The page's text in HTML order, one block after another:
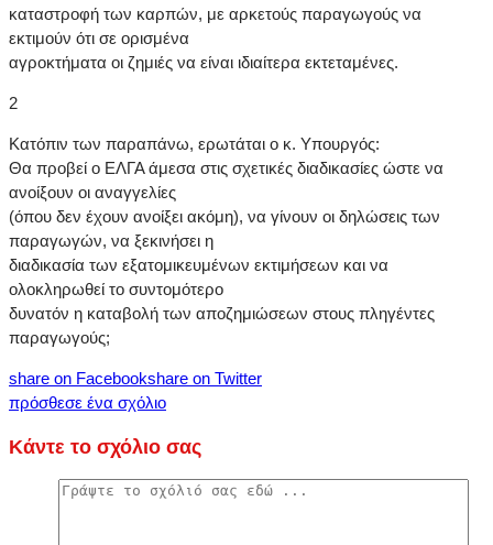
καταστροφή των καρπών, με αρκετούς παραγωγούς να
εκτιμούν ότι σε ορισμένα
αγροκτήματα οι ζημιές να είναι ιδιαίτερα εκτεταμένες.
2
Κατόπιν των παραπάνω, ερωτάται ο κ. Υπουργός:
Θα προβεί ο ΕΛΓΑ άμεσα στις σχετικές διαδικασίες ώστε να
ανοίξουν οι αναγγελίες
(όπου δεν έχουν ανοίξει ακόμη), να γίνουν οι δηλώσεις των
παραγωγών, να ξεκινήσει η
διαδικασία των εξατομικευμένων εκτιμήσεων και να
ολοκληρωθεί το συντομότερο
δυνατόν η καταβολή των αποζημιώσεων στους πληγέντες
παραγωγούς;
share on Facebookshare on Twitter
πρόσθεσε ένα σχόλιο
Κάντε το σχόλιο σας